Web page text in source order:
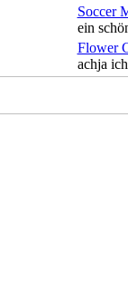
Soccer
ein
Flower
achja